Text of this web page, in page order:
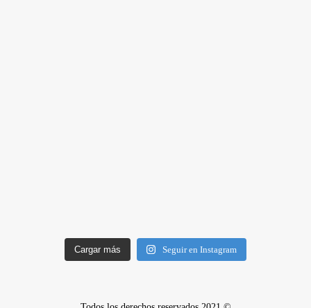
Cargar más Seguir en Instagram